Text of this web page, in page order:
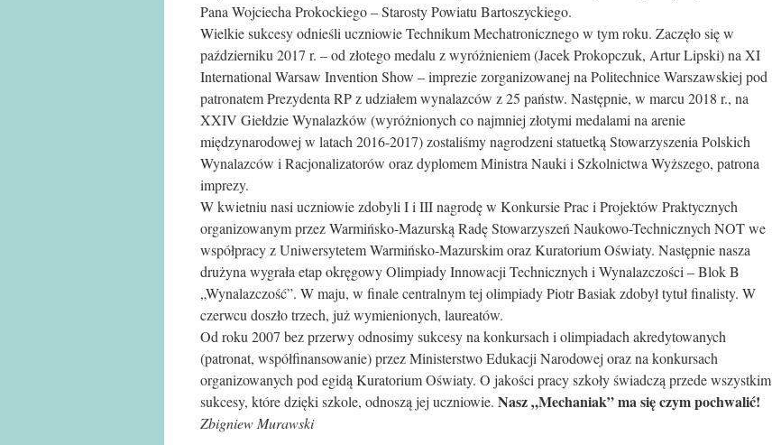
Pana Wojciecha Prokockiego – Starosty Powiatu Bartoszyckiego.
Wielkie sukcesy odnieśli uczniowie Technikum Mechatronicznego w tym roku. Zaczęło się w
październiku 2017 r. – od złotego medalu z wyróżnieniem (Jacek Prokopczuk, Artur Lipski) na XI
International Warsaw Invention Show – imprezie zorganizowanej na Politechnice Warszawskiej pod
patronatem Prezydenta RP z udziałem wynalazców z 25 państw. Następnie, w marcu 2018 r., na
XXIV Giełdzie Wynalazków (wyróżnionych co najmniej złotymi medalami na arenie
międzynarodowej w latach 2016-2017) zostaliśmy nagrodzeni statuetką Stowarzyszenia Polskich
Wynalazców i Racjonalizatorów oraz dyplomem Ministra Nauki i Szkolnictwa Wyższego, patrona
imprezy.
W kwietniu nasi uczniowie zdobyli I i III nagrodę w Konkursie Prac i Projektów Praktycznych
organizowanym przez Warmińsko-Mazurską Radę Stowarzyszeń Naukowo-Technicznych NOT we
współpracy z Uniwersytetem Warmińsko-Mazurskim oraz Kuratorium Oświaty. Następnie nasza
drużyna wygrała etap okręgowy Olimpiady Innowacji Technicznych i Wynalazczości – Blok B
„Wynalazczość”. W maju, w finale centralnym tej olimpiady Piotr Basiak zdobył tytuł finalisty. W
czerwcu doszło trzech, już wymienionych, laureatów.
Od roku 2007 bez przerwy odnosimy sukcesy na konkursach i olimpiadach akredytowanych
(patronat, współfinansowanie) przez Ministerstwo Edukacji Narodowej oraz na konkursach
organizowanych pod egidą Kuratorium Oświaty. O jakości pracy szkoły świadczą przede wszystkim
sukcesy, które dzięki szkole, odnoszą jej uczniowie. Nasz „Mechaniak” ma się czym pochwalić!
Zbigniew Murawski